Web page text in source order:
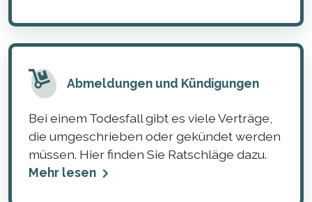
Abmeldungen und Kündigungen
Bei einem Todesfall gibt es viele Verträge,
die umgeschrieben oder gekündet werden
müssen. Hier finden Sie Ratschläge dazu.
Mehr lesen